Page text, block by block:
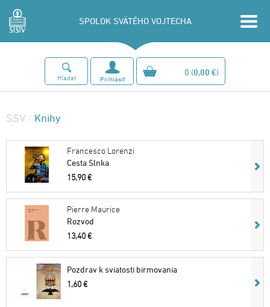
SPOLOK SVÄTÉHO VOJTECHA
Hľadať Prihlásiť
0 (0,00 €)
SSV / Knihy
Francesco Lorenzi
Cesta Slnka
15,90 €
Pierre Maurice
Rozvod
13,40 €
Pozdrav k sviatosti birmovania
1,60 €